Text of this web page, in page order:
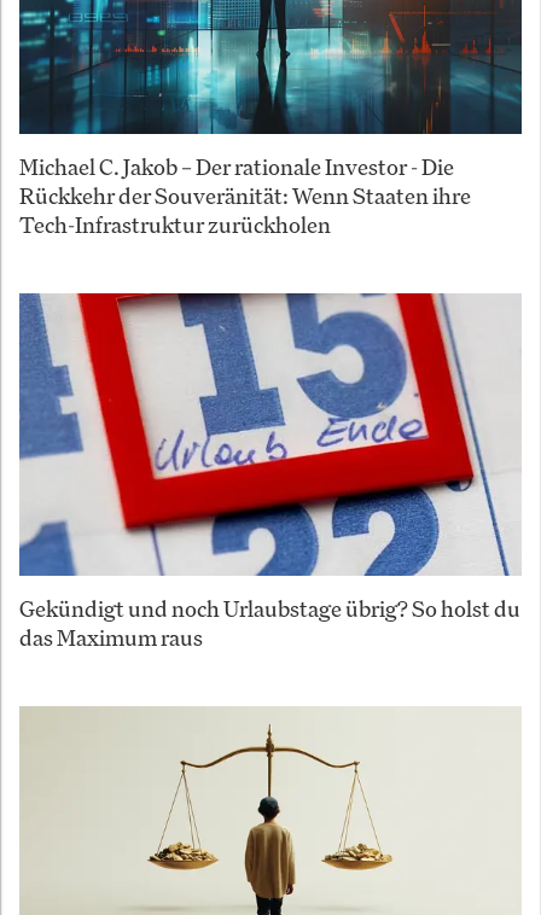
Michael C. Jakob – Der rationale Investor - Die
Rückkehr der Souveränität: Wenn Staaten ihre
Tech-Infrastruktur zurückholen
Gekündigt und noch Urlaubstage übrig? So holst du
das Maximum raus